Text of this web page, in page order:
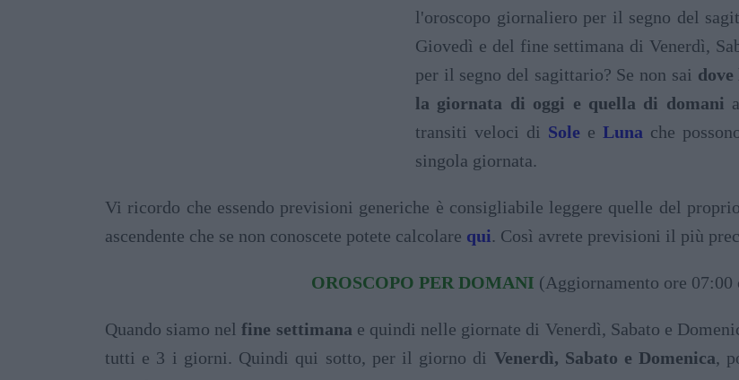
l'oroscopo giornaliero per il segno del
Giovedì e del fine settimana di Venerdì,
per il segno del sagittario? Se non sai
la giornata di oggi e quella di domani
transiti veloci di Sole e Luna che
singola giornata.
Vi ricordo che essendo previsioni generiche è consigliabile leggere quelle del
ascendente che se non conoscete potete calcolare qui. Così avrete previsioni il più
OROSCOPO PER DOMANI (Aggiornamento ore
Quando siamo nelfine settimanae quindi nelle giornate di Venerdì, Sabato e
tutti e 3 i giorni. Quindi qui sotto, per il giorno di Venerdì, Sabato e Domenica,